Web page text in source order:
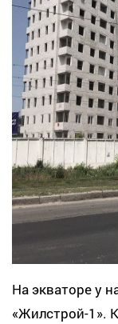
На экваторе у
«Жилстрой-1».